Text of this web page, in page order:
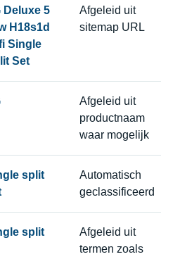
Deluxe 5
H18s1d
Single
Set
Afgeleid uit
sitemap URL
Afgeleid uit
productnaam
waar mogelijk
split
Automatisch
geclassificeerd
split
Afgeleid uit
termen zoals